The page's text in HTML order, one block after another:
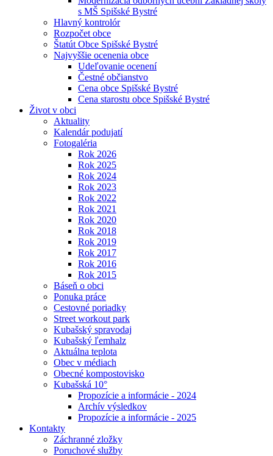
s MŠ Spišské Bystré
Hlavný kontrolór
Rozpočet obce
Štatút Obce Spišské Bystré
Najvyššie ocenenia obce
Udeľovanie ocenení
Čestné občianstvo
Cena obce Spišské Bystré
Cena starostu obce Spišské Bystré
Život v obci
Aktuality
Kalendár podujatí
Fotogaléria
Rok 2026
Rok 2025
Rok 2024
Rok 2023
Rok 2022
Rok 2021
Rok 2020
Rok 2018
Rok 2019
Rok 2017
Rok 2016
Rok 2015
Báseň o obci
Ponuka práce
Cestovné poriadky
Street workout park
Kubašský spravodaj
Kubašský ľemhalz
Aktuálna teplota
Obec v médiach
Obecné kompostovisko
Kubašská 10°
Propozície a informácie - 2024
Archív výsledkov
Propozície a informácie - 2025
Kontakty
Záchranné zložky
Poruchové služby